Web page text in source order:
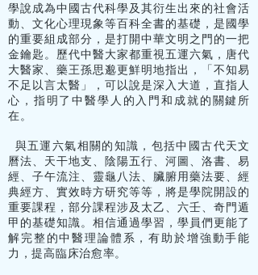
學說成為中國古代科學及其衍生出來的社會活
動、文化心理現象等百科全書的基礎，是國學
的重要組成部分，是打開中華文明之門的一把
金鑰匙。歷代中醫大家都重視五運六氣，唐代
大醫家、藥王孫思邈更鮮明地指出，「不知易
不足以言太醫」，可以說是深入大道，直指人
心，指明了中醫學人的入門和成就的關鍵所
在。
與五運六氣相關的知識，包括中國古代天文
曆法、天干地支、陰陽五行、河圖、洛書、易
經、子午流注、靈龜八法、臟腑用藥法要、經
典經方、實效時方研究等等，將是學院開設的
重要課程，部分課程涉及太乙、六壬、奇門遁
甲的基礎知識。相信通過學習，學員們更能了
解完整的中醫理論體系，有助於增強動手能
力，提高臨床治愈率。